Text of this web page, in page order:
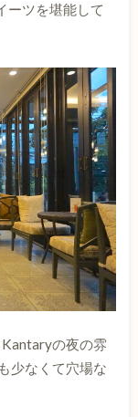
ーツを堪能して
の夜の雰
少なくて穴場な